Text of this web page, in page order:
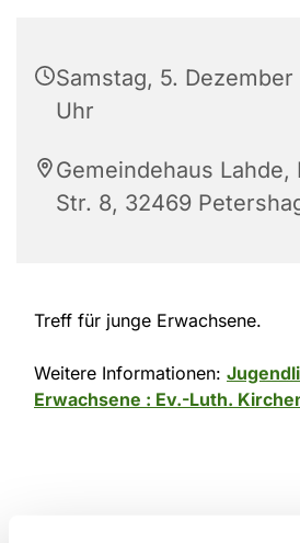
Samstag, 5.
Uhr
Gemeindehaus Lahde,
Str. 8, 32469
Treff für junge Erwachsene.
Weitere Informationen:
Erwachsene : Ev.-Luth.